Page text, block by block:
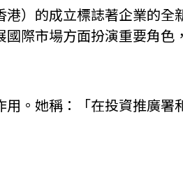
）的成立標誌著企業的
際市場方面扮演重要角
。她稱：「在投資推廣